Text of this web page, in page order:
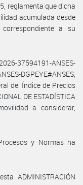
reglamenta que dicha
acumulada desde
a su
37594191-ANSES-
DGPEYE#ANSES,
del Índice de Precios
DE ESTADÍSTICA
a considerar,
y Normas ha
ADMINISTRACIÓN